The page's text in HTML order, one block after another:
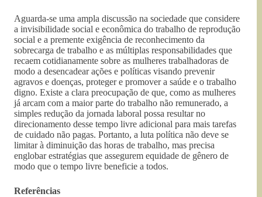
Aguarda-se uma ampla discussão na sociedade que considere
a invisibilidade social e econômica do trabalho de reprodução
social e a premente exigência de reconhecimento da
sobrecarga de trabalho e as múltiplas responsabilidades que
recaem cotidianamente sobre as mulheres trabalhadoras de
modo a desencadear ações e políticas visando prevenir
agravos e doenças, proteger e promover a saúde e o trabalho
digno. Existe a clara preocupação de que, como as mulheres
já arcam com a maior parte do trabalho não remunerado, a
simples redução da jornada laboral possa resultar no
direcionamento desse tempo livre adicional para mais tarefas
de cuidado não pagas. Portanto, a luta política não deve se
limitar à diminuição das horas de trabalho, mas precisa
englobar estratégias que assegurem equidade de gênero de
modo que o tempo livre beneficie a todos.
Referências